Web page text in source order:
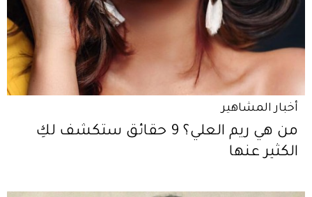
أخبار المشاهير
من هي ريم العلي؟ 9 حقائق ستكشف لكِ
الكثير عنها